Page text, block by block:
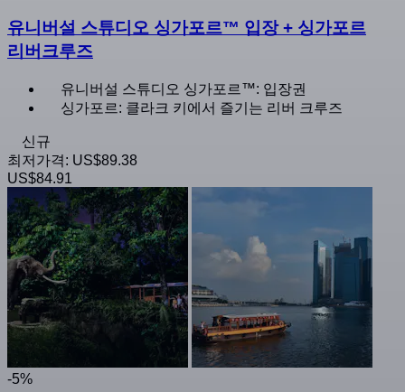
유니버설 스튜디오 싱가포르™ 입장 + 싱가포르
리버크루즈
유니버설 스튜디오 싱가포르™: 입장권
싱가포르: 클라크 키에서 즐기는 리버 크루즈
신규
최저가격: US$89.38
US$84.91
-5%